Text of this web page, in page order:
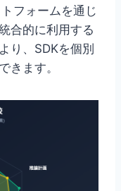
フォームを通じ
合的に利用する
り、SDKを個別
きます。